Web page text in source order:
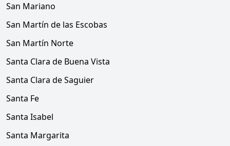
San Mariano
San Martín de las Escobas
San Martín Norte
Santa Clara de Buena Vista
Santa Clara de Saguier
Santa Fe
Santa Isabel
Santa Margarita